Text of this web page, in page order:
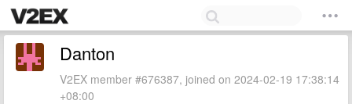
Danton
V2EX member #676387, joined on 2024-02-19 17:38:14
+08:00